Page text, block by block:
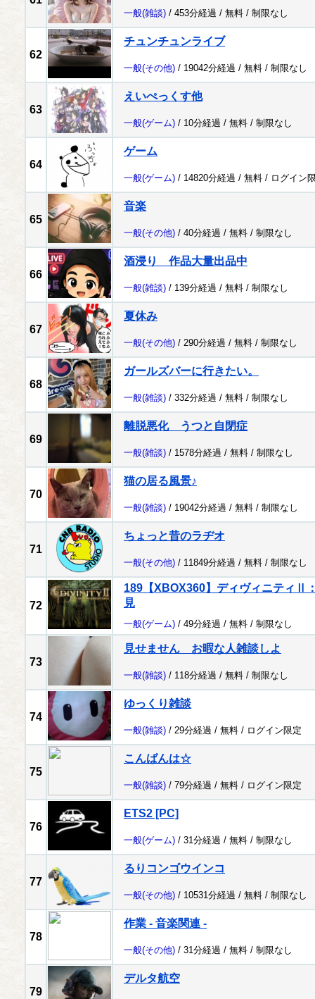
一般(雑談) / 453分経過 / 無料 / 制限なし
62
チュンチュンライブ
一般(その他) / 19042分経過 / 無料 / 制限なし
63
えいぺっくす他
一般(ゲーム) / 10分経過 / 無料 / 制限なし
64
ゲーム
一般(ゲーム) / 14820分経過 / 無料 / ログイン
65
音楽
一般(その他) / 40分経過 / 無料 / 制限なし
66
酒浸り 作品大量出品中
一般(雑談) / 139分経過 / 無料 / 制限なし
67
夏休み
一般(その他) / 290分経過 / 無料 / 制限なし
68
ガールズバーに行きたい。
一般(雑談) / 332分経過 / 無料 / 制限なし
69
離脱悪化 うつと自閉症
一般(雑談) / 1578分経過 / 無料 / 制限なし
70
猫の居る風景♪
一般(雑談) / 19042分経過 / 無料 / 制限なし
71
ちょっと昔のラヂオ
一般(その他) / 11849分経過 / 無料 / 制限なし
72
189【XBOX360】ディヴィニティⅡ
見
一般(ゲーム) / 49分経過 / 無料 / 制限なし
73
見せません お暇な人雑談しよ
一般(雑談) / 118分経過 / 無料 / 制限なし
74
ゆっくり雑談
一般(雑談) / 29分経過 / 無料 / ログイン限定
75
こんばんは☆
一般(雑談) / 79分経過 / 無料 / ログイン限定
76
ETS2 [PC]
一般(ゲーム) / 31分経過 / 無料 / 制限なし
77
るりコンゴウインコ
一般(その他) / 10531分経過 / 無料 / 制限なし
78
作業 - 音楽関連 -
一般(その他) / 31分経過 / 無料 / 制限なし
79
デルタ航空